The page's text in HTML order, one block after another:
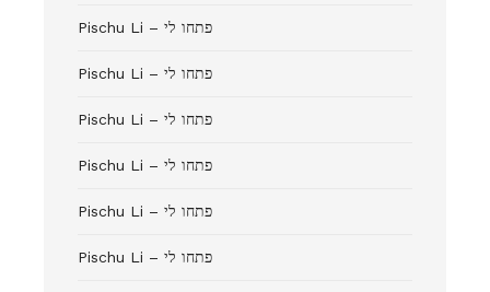
Pischu Li – פתחו לי
Pischu Li – פתחו לי
Pischu Li – פתחו לי
Pischu Li – פתחו לי
Pischu Li – פתחו לי
Pischu Li – פתחו לי